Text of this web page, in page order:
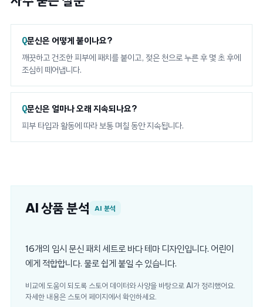
문신은 어떻게 붙이나요?
깨끗하고 건조한 피부에 패치를 붙이고, 젖은 천으로 누른 후 몇 초 후에
조심히 떼어냅니다.
문신은 얼마나 오래 지속되나요?
피부 타입과 활동에 따라 보통 며칠 동안 지속됩니다.
AI 상품 분석 AI 분석
16개의 임시 문신 패치 세트로 바다 테마 디자인입니다. 어린이
에게 적합합니다. 물로 쉽게 붙일 수 있습니다.
비교에 도움이 되도록 스토어 데이터와 사양을 바탕으로 AI가 정리했어요.
자세한 내용은 스토어 페이지에서 확인하세요.